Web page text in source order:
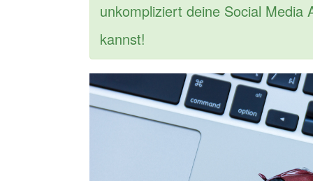
unkompliziert deine Social Media
kannst!